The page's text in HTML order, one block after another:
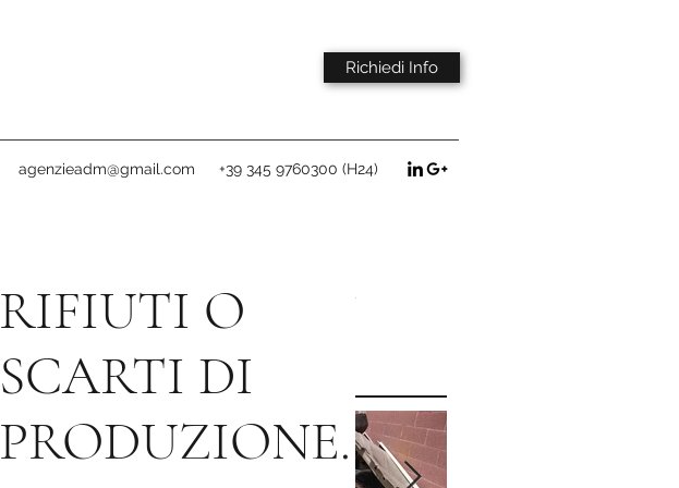
Richiedi Info
agenzieadm@gmail.com +39 345 9760300 (H24)
Featured
Posts
RIFIUTI O
SCARTI DI
PRODUZIONE,